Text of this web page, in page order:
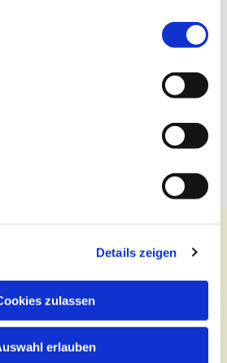
Details zeigen
zulassen
erlauben